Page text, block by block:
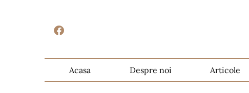
Acasa Despre noi Articole